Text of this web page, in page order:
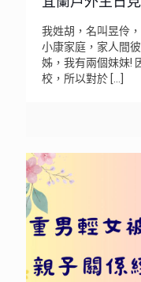
我姓胡，名叫昱伶
小康家庭，家人間
姊，我有兩個妹妹!
校，所以對於 […]